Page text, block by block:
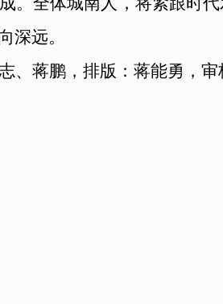
深远。
、蒋鹏，排版：蒋能勇，审